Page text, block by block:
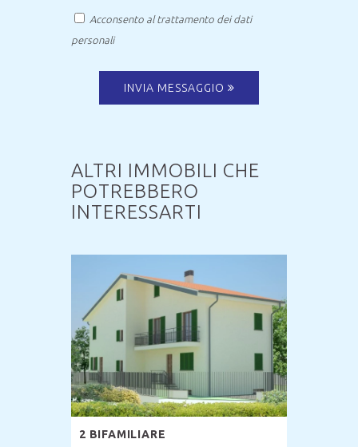
Acconsento al trattamento dei dati
personali
INVIA MESSAGGIO
ALTRI IMMOBILI CHE
POTREBBERO
INTERESSARTI
2 BIFAMILIARE